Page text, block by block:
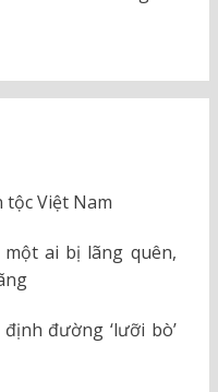
tộc Việt Nam
ai bị lãng quên,
đường ‘lưỡi bò’